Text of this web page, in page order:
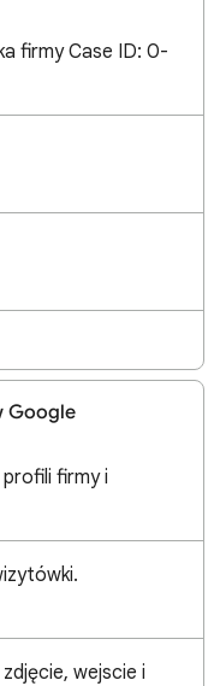
firmy Case ID: 0-
Google
firmy i
wejscie i